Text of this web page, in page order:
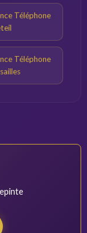
Téléphone
Téléphone